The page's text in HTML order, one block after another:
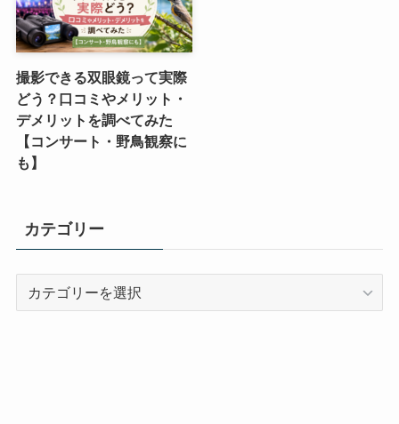
撮影できる双眼鏡って実際
どう？口コミやメリット・
デメリットを調べてみた
【コンサート・野鳥観察に
も】
カテゴリー